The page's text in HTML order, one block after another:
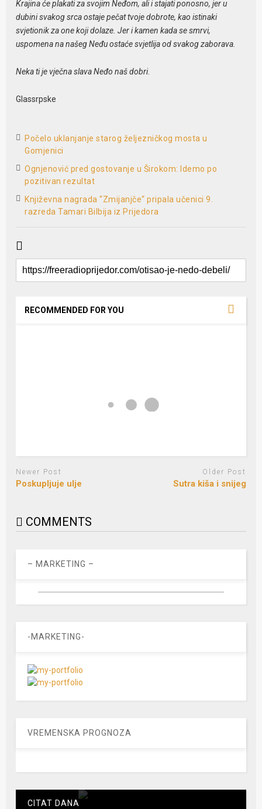
Krajina će plakati za svojim Neđom, ali i stajati ponosno, jer u
dubini svakog srca ostaje pečat tvoje dobrote, kao istinaki
svjetionik za one koji dolaze. Jer i kamen kada se smrvi,
uspomena na našeg Neđu ostaće svjetlija od svakog zaborava.
Neka ti je vječna slava Neđo naš dobri.
Glassrpske
Počelo uklanjanje starog željezničkog mosta u
Gomjenici
Ognjenović pred gostovanje u Širokom: Idemo po
pozitivan rezultat
Književna nagrada “Zmijanjče“ pripala učenici 9.
razreda Tamari Bilbija iz Prijedora
RECOMMENDED FOR YOU
Newer Post
Poskupljuje ulje
Older Post
Sutra kiša i snijeg
COMMENTS
– MARKETING –
-MARKETING-
VREMENSKA PROGNOZA
CITAT DANA